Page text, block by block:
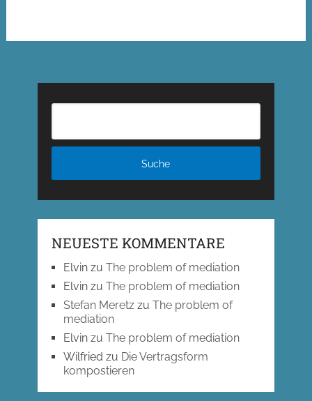
NEUESTE KOMMENTARE
Elvinzu The problem of mediation
Elvinzu The problem of mediation
Stefan Meretzzu The problem of
mediation
Elvinzu The problem of mediation
Wilfried zu Die Vertragsform
kompostieren